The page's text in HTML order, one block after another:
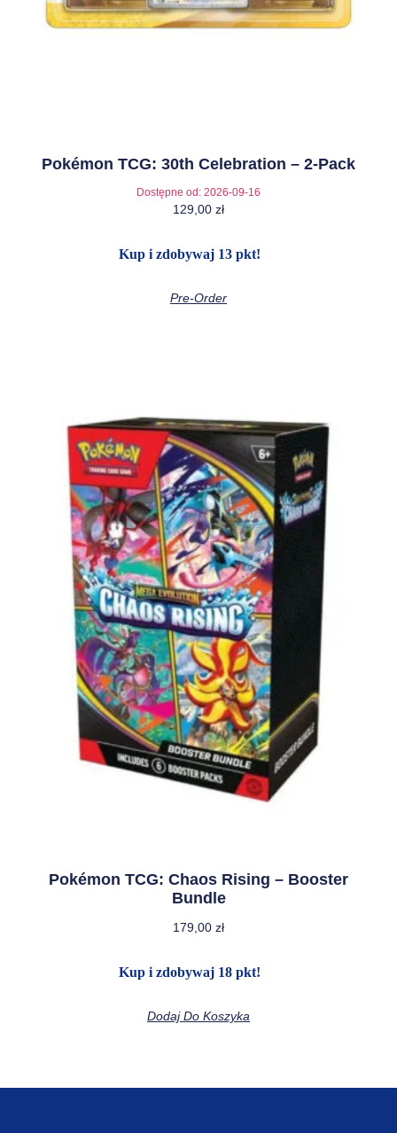
Pokémon TCG: 30th Celebration – 2-Pack
Dostępne od: 2026-09-16
129,00 zł
Kup i zdobywaj 13 pkt!
Pre-Order
Pokémon TCG: Chaos Rising – Booster
Bundle
179,00 zł
Kup i zdobywaj 18 pkt!
Dodaj Do Koszyka